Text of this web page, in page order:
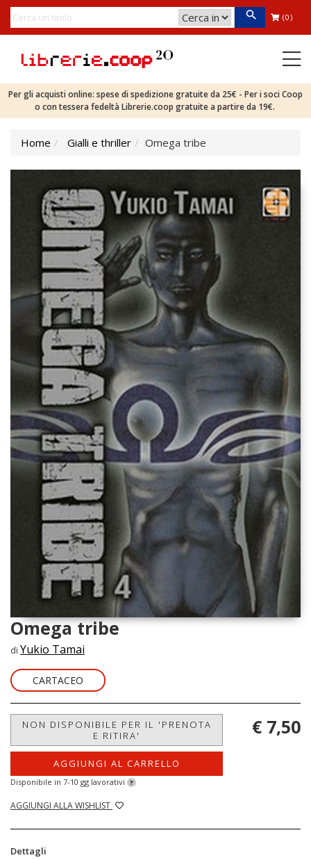
(0)
Per gli acquisti online: spese di spedizione gratuite da 25€ - Per i soci Coop
o con tessera fedeltà Librerie.coop gratuite a partire da 19€.
Home Gialli e thriller Omega tribe
Omega tribe
di Yukio Tamai
CARTACEO
NON DISPONIBILE PER IL 'PRENOTA
E RITIRA'
AGGIUNGI AL CARRELLO
Disponibile in 7-10 gg lavorativi ?
AGGIUNGI ALLA WISHLIST
€ 7,50
Dettagli